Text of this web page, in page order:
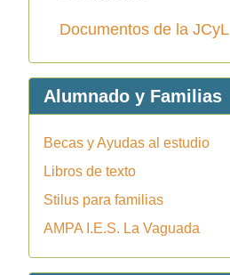
Documentos de la JCyL
Alumnado y Familias
Becas y Ayudas al estudio
Libros de texto
Stilus para familias
AMPA I.E.S. La Vaguada